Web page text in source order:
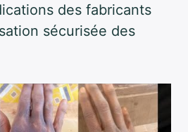
des fabricants
sécurisée des